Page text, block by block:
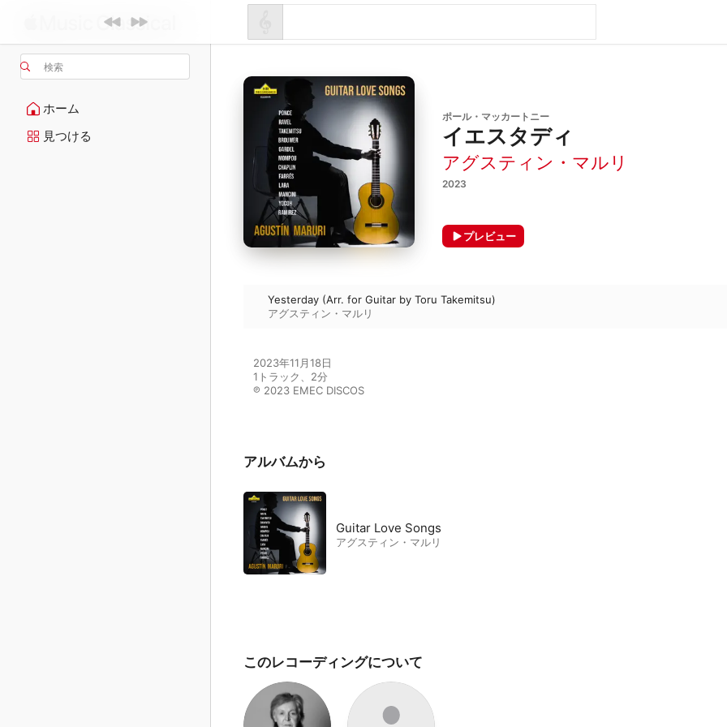
検索
ホーム
見つける
ポール・マッカートニー
イエスタディ
アグスティン・マルリ
2023
プレビュー
Yesterday (Arr. for Guitar by Toru Takemitsu)
アグスティン・マルリ
2023年11月18日
1トラック、2分
℗ 2023 EMEC DISCOS
アルバムから
Guitar Love Songs
アグスティン・マルリ
このレコーディングについて